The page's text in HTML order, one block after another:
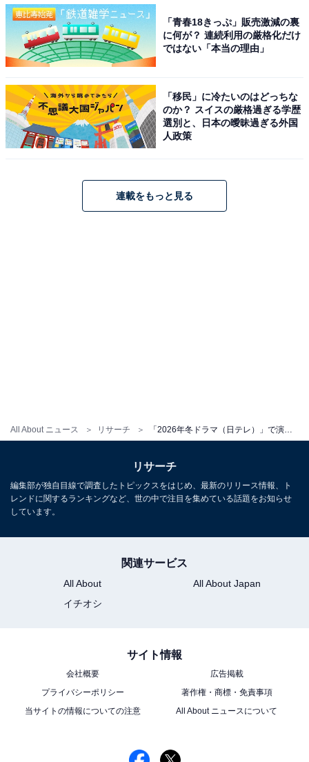
All About ニュース リサーチ
杉咲花さんが主演を務め、古着屋でアルバイトをしなが
ら作品を執筆中の小説家・土田文菜を担当。成田さん
は、文菜の現在の彼氏で美容師の佐伯ゆきおを演じてい
ます。杉咲さんと成田さんは、NHK連続テレビ小説『お
ちょやん』でも共演しているので、コンビネーションが
抜群です。
成田さんはやさしく思いやりのあるゆきおを自然体の演
技で表現しています。
成田凌さんに関する商品をAmazonで見る
※回答者コメントは原文ママです
元テレビ局スタッフ
その後、フリーランスの編集・ライターに転身。芸能情報に精通
次ページ
9位までの全ランキング結果を見
「青春18きっぷ」販売激減の裏
に何が？ 連続利用の厳格化だけ
ではない「本当の理由」
「移民」に冷たいのはどっちな
のか？ スイスの厳格過ぎる学歴
選別と、日本の曖昧過ぎる外国
人政策
連載をもっと見る
リサーチ
編集部が独自目線で調査したトピックスをはじめ、最新のリリース情報、ト
レンドに関するランキングなど、世の中で注目を集めている話題をお知らせ
しています。
関連サービス
All About
All About Japan
イチオシ
サイト情報
会社概要
広告掲載
プライバシーポリシー
著作権・商標・免責事項
当サイトの情報についての注意
All About ニュースについて